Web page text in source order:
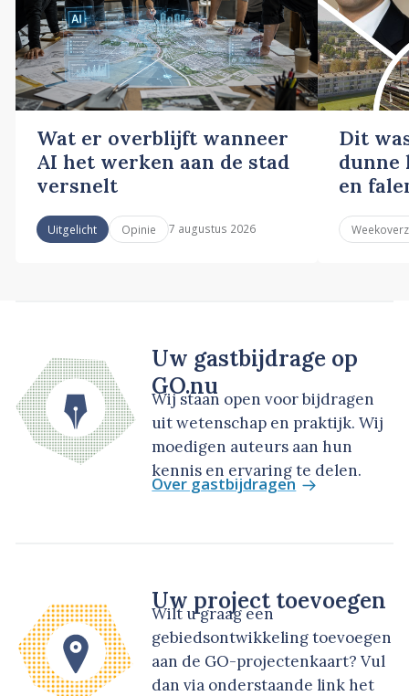
Wat er overblijft wanneer
AI het werken aan de stad
versnelt
Uitgelicht Opinie 7 augustus 2026
Dit
dunne
en
Uw gastbijdrage op
GO.nu
Wij staan open voor bijdragen
uit wetenschap en praktijk. Wij
moedigen auteurs aan hun
kennis en ervaring te delen.
Over gastbijdragen
Uw project toevoegen
Wilt u graag een
gebiedsontwikkeling toevoegen
aan de GO-projectenkaart? Vul
dan via onderstaande link het